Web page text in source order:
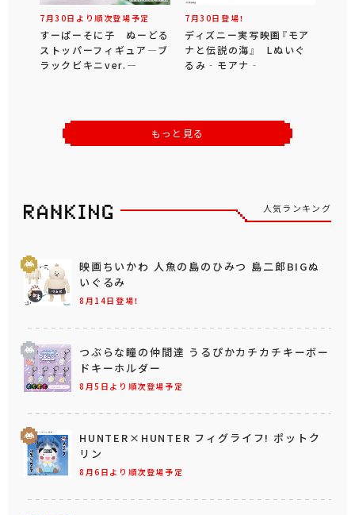
7月30日より順次登場予定
すーぱーそに子 ぬーどる
ストッパーフィギュア―ブ
ラックビキニver.―
7月30日登場！
ディズニー実写映画『モア
ナと伝説の海』 Lぬいぐ
るみ‐モアナ‐
もっと見る
人気ランキング
8月14日登場！
映画ちいかわ 人魚の島のひみつ 島二郎BIGぬ
いぐるみ
8月5日より順次登場予定
つぶらな瞳の仲間達 うるぴかカチカチキーボー
ドキーホルダー
8月6日より順次登場予定
HUNTER×HUNTER フィグライフ! ポットク
リン